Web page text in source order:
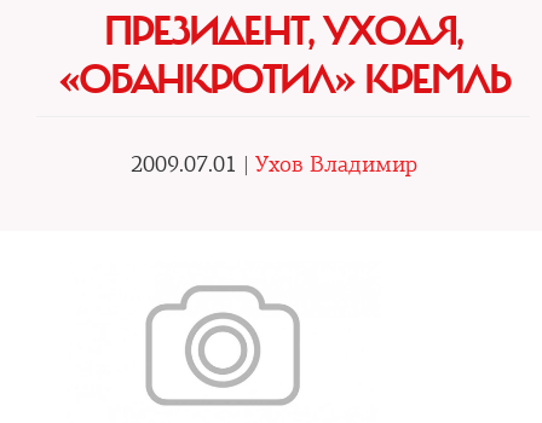
ПРЕЗИДЕНТ, УХОДЯ,
«ОБАНКРОТИЛ» КРЕМЛЬ
2009.07.01 | Ухов Владимир